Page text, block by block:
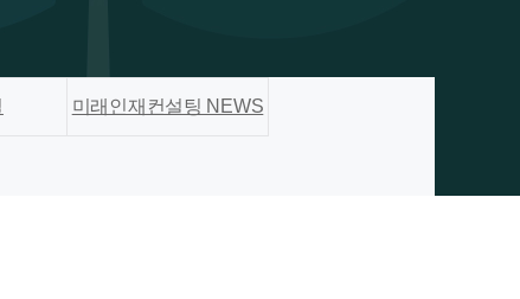
미래인재컨설팅 NEWS